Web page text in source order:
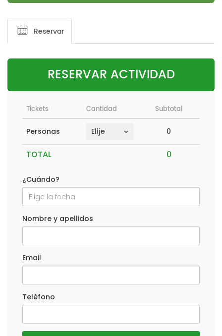
Reservar
RESERVAR ACTIVIDAD
Tickets Cantidad Subtotal
TOTAL
Personas 0
¿Cuándo?
Nombre y apellidos
Email
Teléfono